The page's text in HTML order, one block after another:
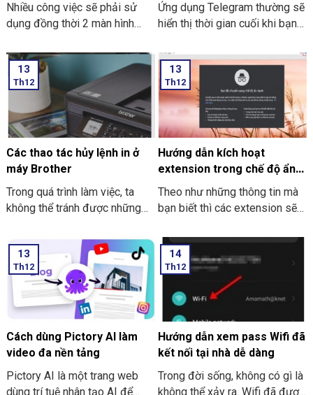
Nhiều công việc sẽ phải sử
dụng đồng thời 2 màn hình
tối ưu và nhanh hơn. Nhưng
cách dùng để kết nối 2 màn
hình dễ dàng và hiệu quả như
thế nào? Nếu bạn chưa biết thì
cùng Thiên Sơn Computer tìm
hiểu nhé.
Ứng dụng Telegram thường sẽ
hiển thị thời gian cuối khi bạn
có thể ẩn thông tin này với các
thao tác đơn giản. Hãy cùng
THIÊN SƠN Computer tìm hiểu
cách làm sau nhé.
13
Th12
Các thao tác hủy lệnh in ở
máy Brother
Trong quá trình làm việc, ta
không thể tránh được những
Sẽ có lúc bạn lỡ tay nhấn in
nhầm, nhấn nhầm file hay là lỡ
tay nhấn chọn in ra nhiều bản
hơn. Các thao tác hủy lệnh in ở
máy Brother là hủy, không cần
in thêm tài liệu tiếp nữa. Và
việc thực hiện hủy lệnh in là
điều tốt nhất nhằm tránh sự
lãng phí thời gian.
13
Th12
Hướng dẫn kích hoạt
extension trong chế độ ẩn
danh ở Google Chrome
Theo như những thông tin mà
bạn biết thì các extension sẽ
tab ẩn danh ở trên Google
Chrome. Trong bài viết này
THIÊN SƠN COMPUTER sẽ
chỉ cho bạn cách kích hoạt
extension nhé.
13
Th12
Cách dùng Pictory AI làm
video đa nền tảng
Pictory AI là một trang web
dùng trí tuệ nhân tạo AI để
14
Th12
Hướng dẫn xem pass Wifi đã
kết nối tại nhà dễ dàng
Trong đời sống, không có gì là
không thể xảy ra. Wifi đã được